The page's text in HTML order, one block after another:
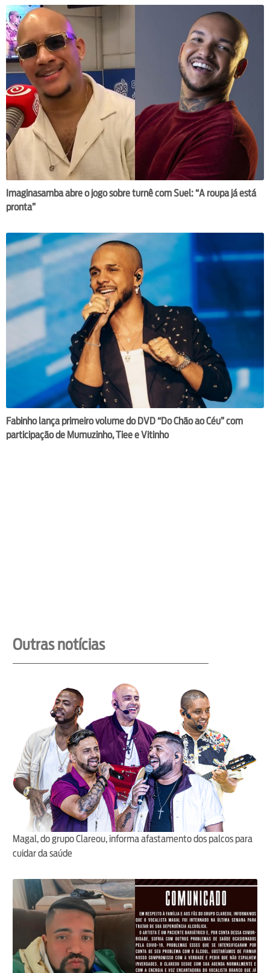
Imaginasamba abre o jogo sobre turnê com Suel: “A roupa já está
pronta”
Fabinho lança primeiro volume do DVD “Do Chão ao Céu” com
participação de Mumuzinho, Tiee e Vitinho
Outras notícias
Magal, do grupo Clareou, informa afastamento dos palcos para
cuidar da saúde